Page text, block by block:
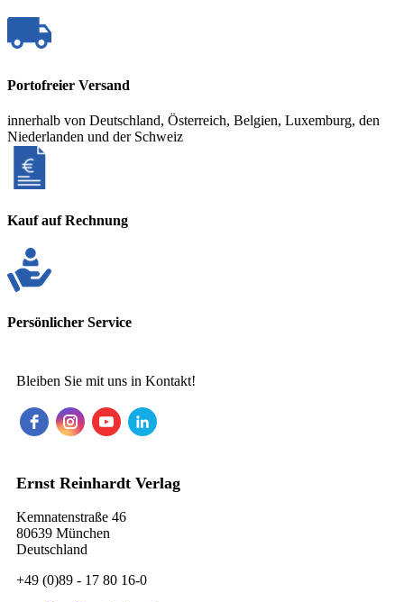
Portofreier Versand
innerhalb von Deutschland, Österreich, Belgien, Luxemburg, den
Niederlanden und der Schweiz
Kauf auf Rechnung
Persönlicher Service
Bleiben Sie mit uns in Kontakt!
Ernst Reinhardt Verlag
Kemnatenstraße 46
80639 München
Deutschland
+49 (0)89 - 17 80 16-0